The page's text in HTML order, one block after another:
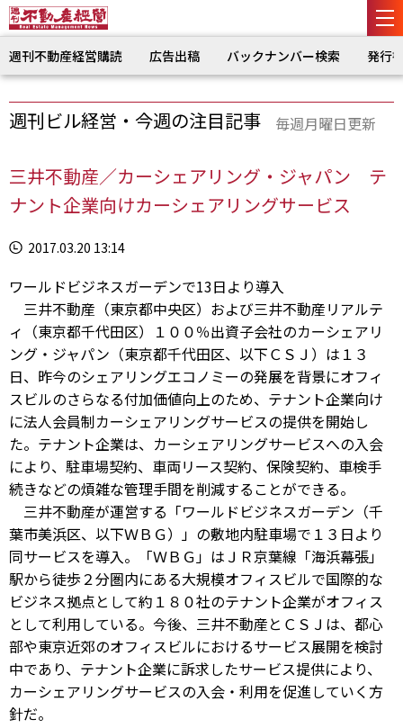
週刊不動産経営購読 広告出稿 バックナンバー検索 発行
週刊ビル経営・今週の注目記事 毎週月曜日更新
三井不動産／カーシェアリング・ジャパン テ
ナント企業向けカーシェアリングサービス
2017.03.20 13:14
ワールドビジネスガーデンで13日より導入
三井不動産（東京都中央区）および三井不動産リアルテ
ィ（東京都千代田区）１００％出資子会社のカーシェアリ
ング・ジャパン（東京都千代田区、以下ＣＳＪ）は１３
日、昨今のシェアリングエコノミーの発展を背景にオフィ
スビルのさらなる付加価値向上のため、テナント企業向け
に法人会員制カーシェアリングサービスの提供を開始し
た。テナント企業は、カーシェアリングサービスへの入会
により、駐車場契約、車両リース契約、保険契約、車検手
続きなどの煩雑な管理手間を削減することができる。
三井不動産が運営する「ワールドビジネスガーデン（千
葉市美浜区、以下ＷＢＧ）」の敷地内駐車場で１３日より
同サービスを導入。「ＷＢＧ」はＪＲ京葉線「海浜幕張」
駅から徒歩２分圏内にある大規模オフィスビルで国際的な
ビジネス拠点として約１８０社のテナント企業がオフィス
として利用している。今後、三井不動産とＣＳＪは、都心
部や東京近郊のオフィスビルにおけるサービス展開を検討
中であり、テナント企業に訴求したサービス提供により、
カーシェアリングサービスの入会・利用を促進していく方
針だ。